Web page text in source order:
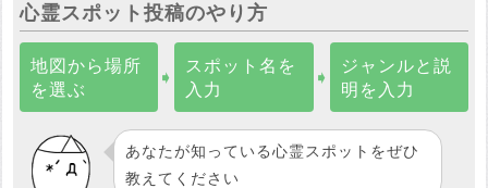
心霊スポット投稿のやり方
地図から場所
を選ぶ
➧
スポット名を
入力
➧
ジャンルと説
明を入力
あなたが知っている心霊スポットをぜひ
教えてください